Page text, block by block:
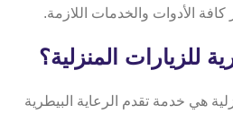
الأدوات والخدمات اللازمة.
للزيارات المنزلية؟
هي خدمة تقدم الرعاية البيطرية